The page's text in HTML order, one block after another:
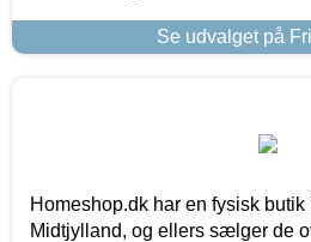
Se udvalget på
Homeshop.dk har en fysisk
Midtjylland, og ellers sælger de